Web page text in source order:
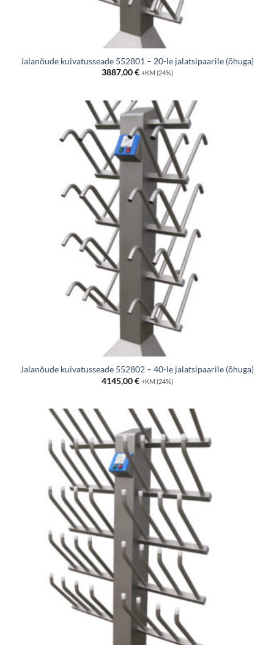
Jalanõude kuivatusseade 552801 – 20-le jalatsipaarile (õhuga)
3887,00€ +KM (24%)
Jalanõude kuivatusseade 552802 – 40-le jalatsipaarile (õhuga)
4145,00€ +KM (24%)